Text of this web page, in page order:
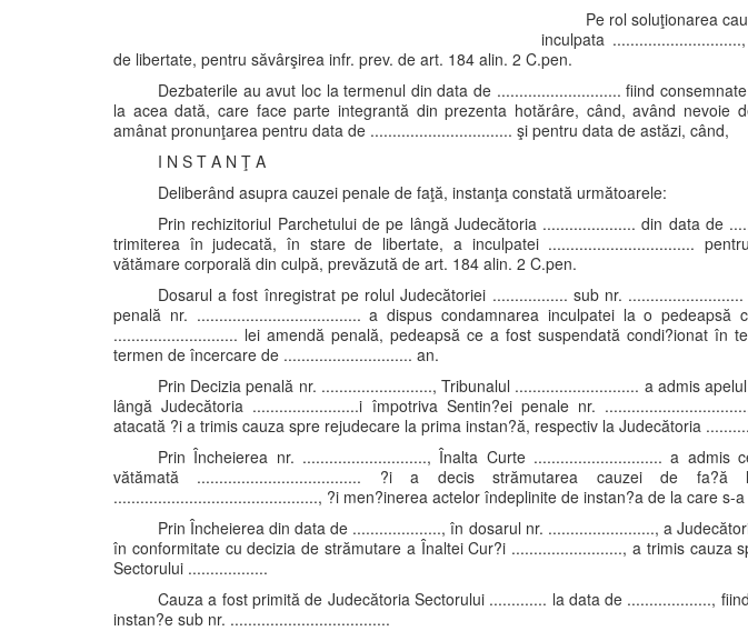
Pe rol soluţionarea
inculpata
de libertate, pentru săvârşirea infr. prev. de art. 184 alin. 2 C.pen.
Dezbaterile au avut loc la termenul din data de ............................ fiind
la acea dată, care face parte integrantă din prezenta hotărâre, când, având nevoie
amânat pronunţarea pentru data de ................................ şi pentru data de astăzi, când,
I N S T A N Ţ A
Deliberând asupra cauzei penale de faţă, instanţa constată următoarele:
Prin rechizitoriul Parchetului de pe lângă Judecătoria ..................... din data de
trimiterea în judecată, în stare de libertate, a inculpatei .................................
vătămare corporală din culpă, prevăzută de art. 184 alin. 2 C.pen.
Dosarul a fost înregistrat pe rolul Judecătoriei ................. sub nr.
penală nr. ..................................... a dispus condamnarea inculpatei la o pedeapsă
............................ lei amendă penală, pedeapsă ce a fost suspendată condi?ionat în
termen de încercare de ............................. an.
Prin Decizia penală nr. ........................., Tribunalul ............................ a admis
lângă Judecătoria ........................i împotriva Sentin?ei penale nr.
atacată ?i a trimis cauza spre rejudecare la prima instan?ă, respectiv la Judecătoria
Prin Încheierea nr. ............................, Înalta Curte ............................. a admis
vătămată ..................................... ?i a decis strămutarea cauzei de fa?ă
.............................................., ?i men?inerea actelor îndeplinite de instan?a de la care s-
Prin Încheierea din data de ...................., în dosarul nr. ........................, a
în conformitate cu decizia de strămutare a Înaltei Cur?i ........................., a trimis cauza
Sectorului ..................
Cauza a fost primită de Judecătoria Sectorului ............. la data de ...................,
instan?e sub nr. ....................................